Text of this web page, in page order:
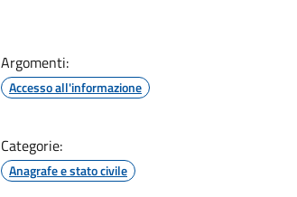
Argomenti:
Accesso all'informazione
Categorie:
Anagrafe e stato civile